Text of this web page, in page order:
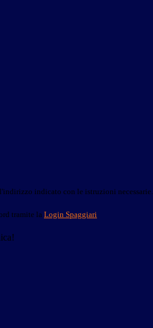
indicato con le istruzioni necessarie.
tramite la Login Spaggiari